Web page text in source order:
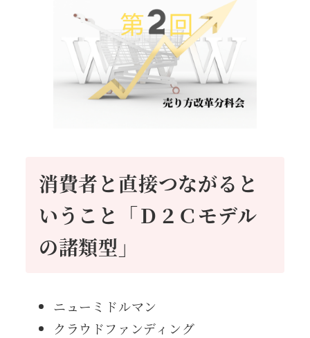
消費者と直接つながると
いうこと「Ｄ２Ｃモデル
の諸類型」
ニューミドルマン
クラウドファンディング